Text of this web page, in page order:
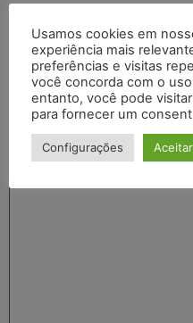
Deixe um
O seu endereço de e-
obrigatórios são
Comentário*
Usamos cookies em
experiência mais
preferências e visitas
você concorda com o
entanto, você pode
para fornecer um
Configurações